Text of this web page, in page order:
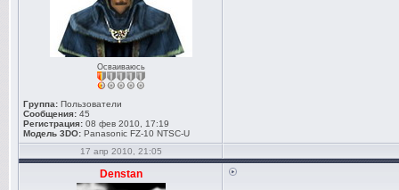
Осваиваюсь
Группа: Пользователи
Сообщения: 45
Регистрация: 08 фев 2010, 17:19
Модель 3DO: Panasonic FZ-10 NTSC-U
17 апр 2010, 21:05
Denstan